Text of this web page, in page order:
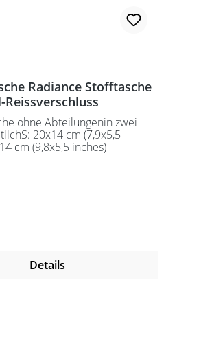
Radiance Stofftasche
ohne Abteilungenin zwei
20x14 cm (7,9x5,5
cm (9,8x5,5 inches)
Details